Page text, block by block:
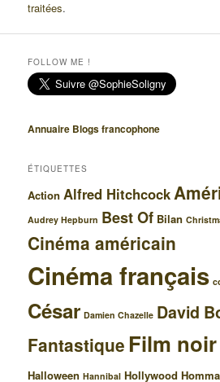
traitées.
FOLLOW ME !
Annuaire Blogs francophone
ÉTIQUETTES
Action Alfred Hitchcock
Audrey Hepburn Best Of Bilan
Cinéma américain
Cinéma français
César Damien Chazelle David
Fantastique Film noir
Halloween Hannibal Hollywood